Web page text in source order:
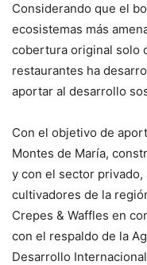
Considerando que el
ecosistemas más
cobertura original solo
restaurantes ha
aportar al desarrollo
Con el objetivo de
Montes de María,
y con el sector
cultivadores de la
Crepes & Waffles en
con el respaldo de la
Desarrollo